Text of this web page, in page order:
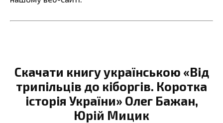
Скачати книгу українською «Від
трипільців до кіборгів. Коротка
історія України» Олег Бажан,
Юрій Мицик